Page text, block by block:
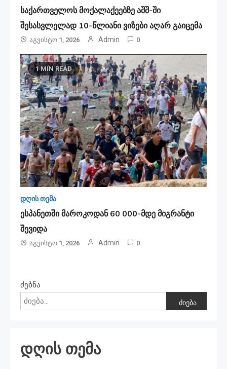
საქართველოს მოქალაქეებზე აშშ-ში
შესასვლელად 10-წლიანი ვიზები აღარ გაიცემა
Აგვისტო 1, 2026 Admin 0
1 MIN READ
დღის თემა
ესპანეთში მა­რო­კო­დან 60 000-მდე მიგ­რან­ტი
შე­ვი­და
Აგვისტო 1, 2026 Admin 0
ძებნა
ძიება
დღის თემა